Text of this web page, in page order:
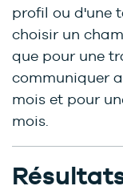
profil ou d'une
choisir un
que pour une
communiquer
mois et pour
mois.